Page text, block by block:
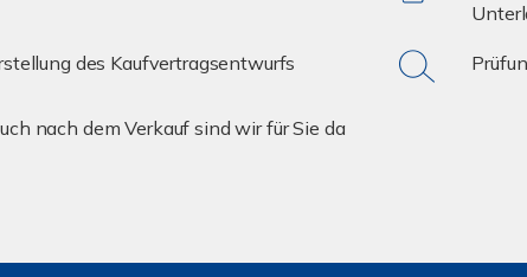
des Kaufvertragsentwurfs
nach dem Verkauf sind wir für Sie da